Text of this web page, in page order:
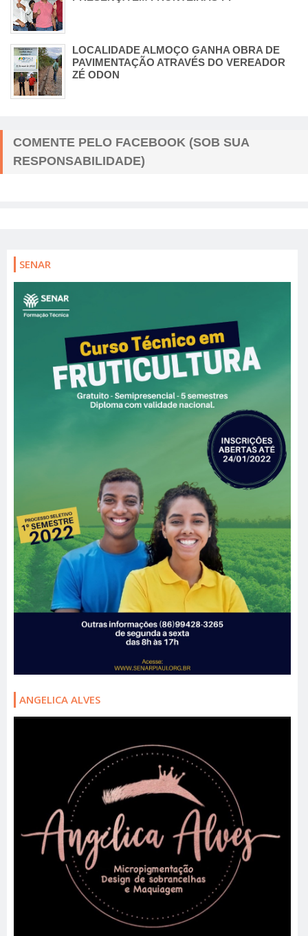
LOCALIDADE ALMOÇO GANHA OBRA DE
PAVIMENTAÇÃO ATRAVÉS DO VEREADOR
ZÉ ODON
COMENTE PELO FACEBOOK (SOB SUA
RESPONSABILIDADE)
SENAR
ANGELICA ALVES